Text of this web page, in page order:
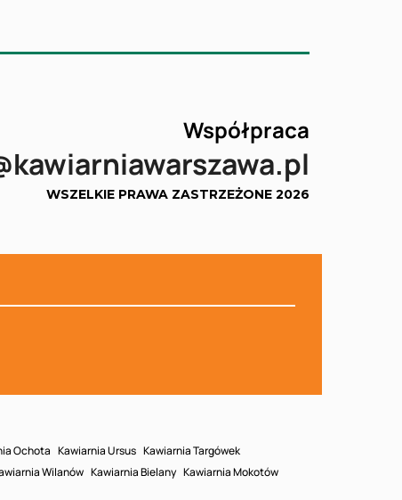
Współpraca
WSZELKIE PRAWA ZASTRZEŻONE 2026
Ochota Kawiarnia Ursus Kawiarnia Targówek
Wilanów Kawiarnia Bielany Kawiarnia Mokotów